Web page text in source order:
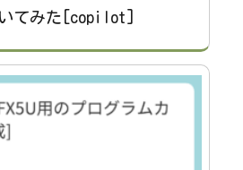
てみた[copilot]